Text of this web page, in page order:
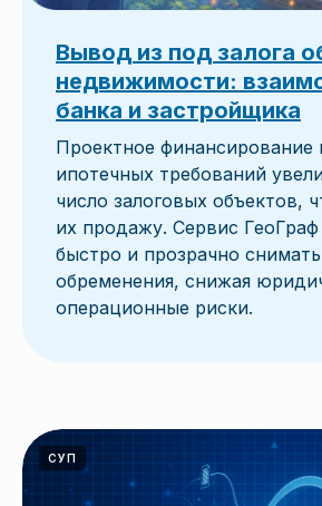
Вывод из под залога
недвижимости:
банка и застройщика
Проектное финансирование
ипотечных требований
число залоговых объектов,
их продажу. Сервис ГеоГраф
быстро и прозрачно снимать
обременения, снижая
операционные риски.
СУП